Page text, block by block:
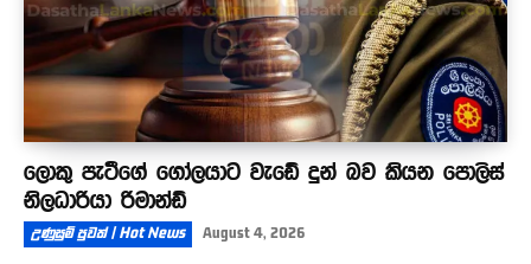
ලොකු පැටීගේ ගෝලයාට වැඩේ දුන් බව කියන පොලිස්
නිලධාරියා රිමාන්ඩ්
උණුසුම් පුවත් | Hot News August 4, 2026